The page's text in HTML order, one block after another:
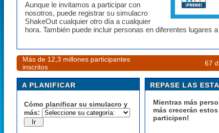
Aunque le invitamos a participar con
nosotros, puede registrar su simulacro
ShakeOut cualquier otro día a cualquier
hora. También puede incluir personas en diferentes lugares
Más de 12,3 millones participantes
inscritos
67
A PLANIFICAR
Cómo planificar su simulacro y
más:
REPASE LAS
Mientras más
más crecerán
participen!